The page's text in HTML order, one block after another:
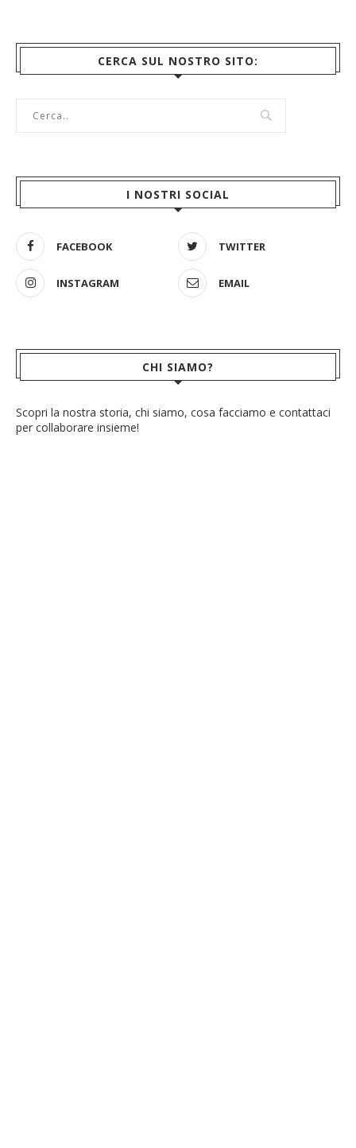
CERCA SUL NOSTRO SITO:
I NOSTRI SOCIAL
FACEBOOK TWITTER
INSTAGRAM EMAIL
CHI SIAMO?
Scopri la nostra storia, chi siamo, cosa facciamo e contattaci
per collaborare insieme!